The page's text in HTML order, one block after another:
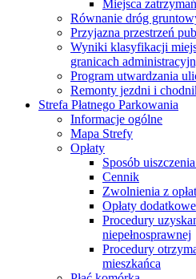
Miejsca
Równanie dróg
Przyjazna przestrzeń
Wyniki klasyfikacji
granicach
Program utwardzania
Remonty jezdni i
Strefa Płatnego Parkowania
Informacje ogólne
Mapa Strefy
Opłaty
Sposób
Cennik
Zwolnienia z opłat
Opłaty dodatkowe
Procedury
niepełnosprawnej
Procedury
mieszkańca